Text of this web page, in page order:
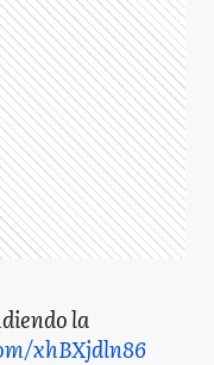
la
xhBXjdln86